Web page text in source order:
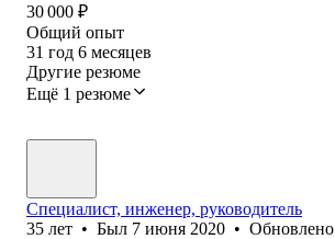
30 000 ₽
Общий опыт
31 год 6 месяцев
Другие резюме
Ещё 1 резюме
Специалист, инженер, руководитель
35 лет • Был 7 июня 2020 • Обновлено